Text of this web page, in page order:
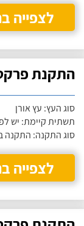
לצפייה
התקנת
סוג העץ: עץ אורן
תשתית קיימת: יש
סוג התקנה: התקנה
לצפייה